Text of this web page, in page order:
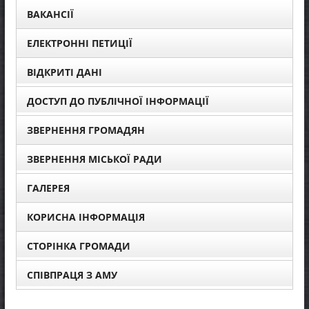
ВАКАНСІЇ
ЕЛЕКТРОННІ ПЕТИЦІЇ
ВІДКРИТІ ДАНІ
ДОСТУП ДО ПУБЛІЧНОЇ ІНФОРМАЦІЇ
ЗВЕРНЕННЯ ГРОМАДЯН
ЗВЕРНЕННЯ МІСЬКОЇ РАДИ
ГАЛЕРЕЯ
КОРИСНА ІНФОРМАЦІЯ
СТОРІНКА ГРОМАДИ
СПІВПРАЦЯ З АМУ